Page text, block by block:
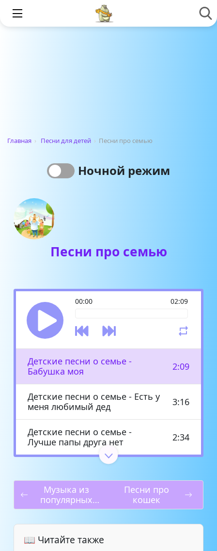
Главная › Песни для детей › Песни про семью
Ночной режим
Песни про семью
00:00 02:09
Детские песни о семье -
Бабушка моя
2:09
Детские песни о семье - Есть у
меня любимый дед
3:16
Детские песни о семье -
Лучше папы друга нет
2:34
Детские песни о семье -
Мамочка моя
Детские песни о семье - Папа
может
2:11
Детские песни о семье -
Музыка из
популярных
мультфильмов
Песни про
кошек
📖 Читайте также